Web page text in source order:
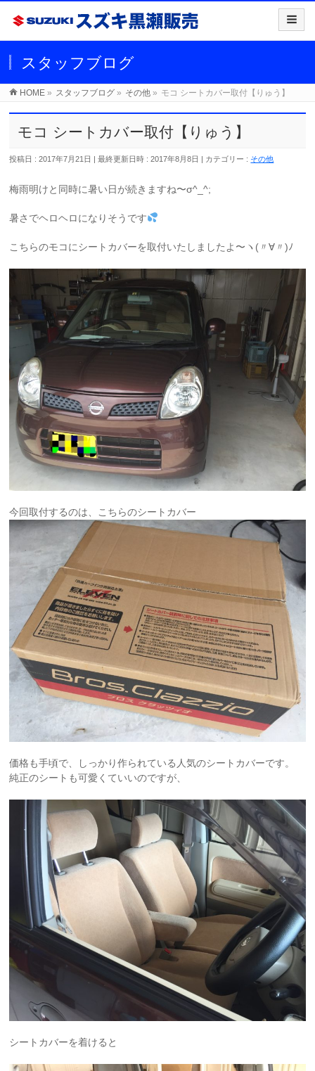
スタッフブログ
HOME » スタッフブログ » その他 » モコ シートカバー取付【りゅう】
モコ シートカバー取付【りゅう】
投稿日 : 2017年7月21日 最終更新日時 : 2017年8月8日 カテゴリー : その他
梅雨明けと同時に暑い日が続きますね〜σ^_^;
暑さでヘロヘロになりそうです
こちらのモコにシートカバーを取付いたしましたよ〜ヽ(〃∀〃)ﾉ
今回取付するのは、こちらのシートカバー
価格も手頃で、しっかり作られている人気のシートカバーです。
純正のシートも可愛くていいのですが、
シートカバーを着けると